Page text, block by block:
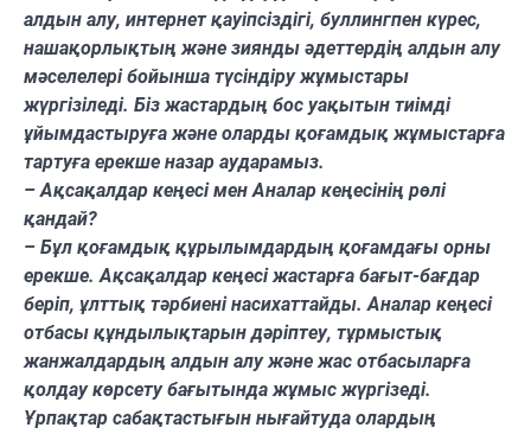
алдын алу, интернет қауіпсіздігі, буллингпен күрес,
нашақорлықтың және зиянды әдеттердің алдын алу
мәселелері бойынша түсіндіру жұмыстары
жүргізіледі. Біз жастардың бос уақытын тиімді
ұйымдастыруға және оларды қоғамдық жұмыстарға
тартуға ерекше назар аударамыз.
– Ақсақалдар кеңесі мен Аналар кеңесінің рөлі
қандай?
– Бұл қоғамдық құрылымдардың қоғамдағы орны
ерекше. Ақсақалдар кеңесі жастарға бағыт-бағдар
беріп, ұлттық тәрбиені насихаттайды. Аналар кеңесі
отбасы құндылықтарын дәріптеу, тұрмыстық
жанжалдардың алдын алу және жас отбасыларға
қолдау көрсету бағытында жұмыс жүргізеді.
Ұрпақтар сабақтастығын нығайтуда олардың